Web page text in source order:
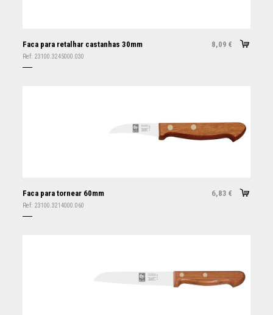
Faca para retalhar castanhas 30mm 8,09 €
Ref: 23100.3245000.030
Faca para tornear 60mm 6,83 €
Ref: 23100.3214000.060